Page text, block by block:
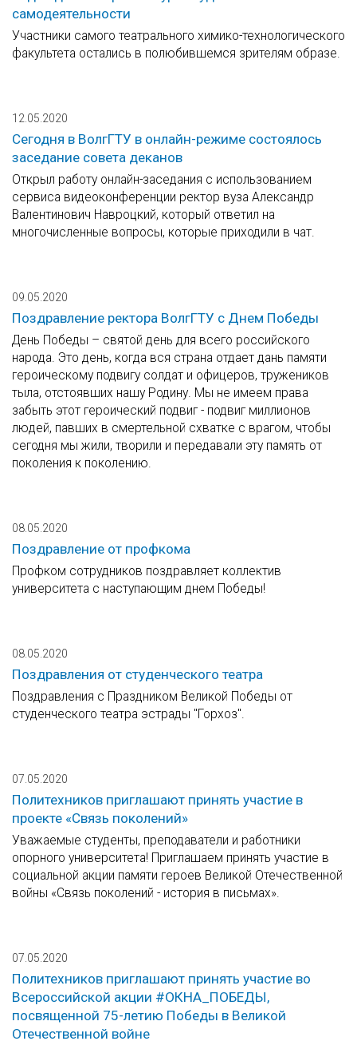
самодеятельности
Участники самого театрального химико-технологического
факультета остались в полюбившемся зрителям образе.
12.05.2020
Сегодня в ВолгГТУ в онлайн-режиме состоялось
заседание совета деканов
Открыл работу онлайн-заседания с использованием
сервиса видеоконференции ректор вуза Александр
Валентинович Навроцкий, который ответил на
многочисленные вопросы, которые приходили в чат.
09.05.2020
Поздравление ректора ВолгГТУ с Днем Победы
День Победы – святой день для всего российского
народа. Это день, когда вся страна отдает дань памяти
героическому подвигу солдат и офицеров, тружеников
тыла, отстоявших нашу Родину. Мы не имеем права
забыть этот героический подвиг - подвиг миллионов
людей, павших в смертельной схватке с врагом, чтобы
сегодня мы жили, творили и передавали эту память от
поколения к поколению.
08.05.2020
Поздравление от профкома
Профком сотрудников поздравляет коллектив
университета с наступающим днем Победы!
08.05.2020
Поздравления от студенческого театра
Поздравления с Праздником Великой Победы от
студенческого театра эстрады "Горхоз".
07.05.2020
Политехников приглашают принять участие в
проекте «Связь поколений»
Уважаемые студенты, преподаватели и работники
опорного университета! Приглашаем принять участие в
социальной акции памяти героев Великой Отечественной
войны «Связь поколений - история в письмах».
07.05.2020
Политехников приглашают принять участие во
Всероссийской акции #ОКНА_ПОБЕДЫ,
посвященной 75-летию Победы в Великой
Отечественной войне